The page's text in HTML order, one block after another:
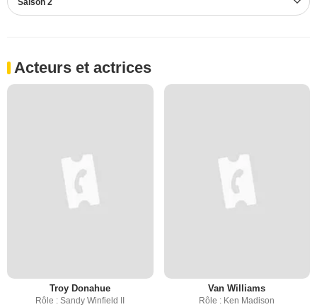
Saison 2
Acteurs et actrices
Troy Donahue
Rôle : Sandy Winfield II
Van Williams
Rôle : Ken Madison